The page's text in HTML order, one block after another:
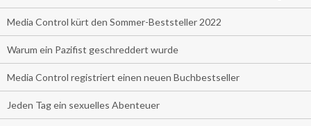
Media Control kürt den Sommer-Beststeller 2022
Warum ein Pazifist geschreddert wurde
Media Control registriert einen neuen Buchbestseller
Jeden Tag ein sexuelles Abenteuer